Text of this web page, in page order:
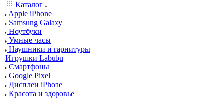
Каталог
Apple iPhone
Samsung Galaxy
Ноутбуки
Умные часы
Наушники и гарнитуры
Игрушки Labubu
Смартфоны
Google Pixel
Дисплеи iPhone
Красота и здоровье